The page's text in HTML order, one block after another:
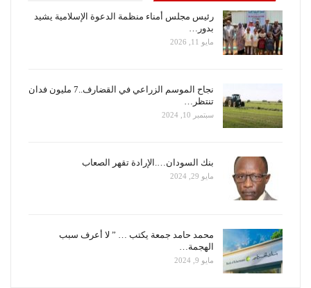
رئيس مجلس أمناء منظمة الدعوة الإسلامية يشيد
بدور…
مايو 11, 2026
نجاح الموسم الزراعي في القضارف..7 مليون فدان
تنتظر…
سبتمبر 10, 2024
بنك السودان….الإرادة تقهر الصعاب
مايو 29, 2024
محمد حامد جمعة يكتب … ” لا أعرف سبب
الهجمة…
مايو 9, 2024